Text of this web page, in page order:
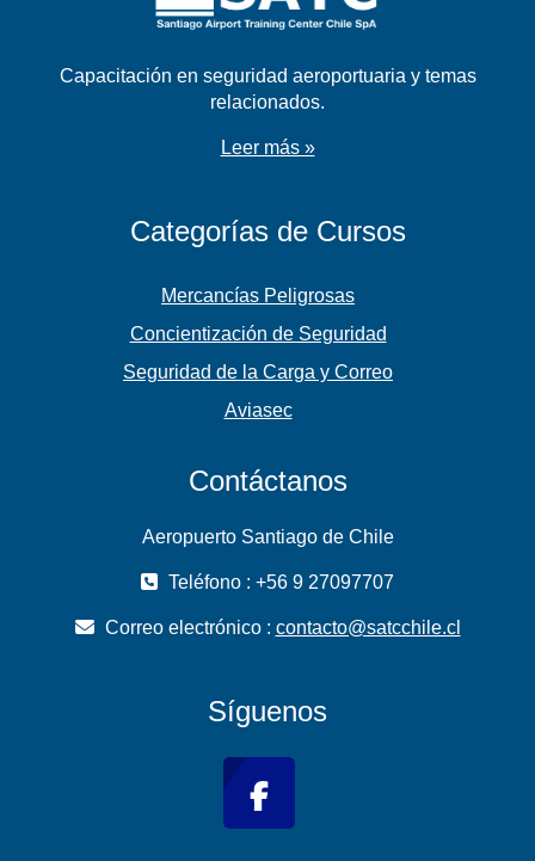
Capacitación en seguridad aeroportuaria y temas
relacionados.
Leer más »
Categorías de Cursos
Mercancías Peligrosas
Concientización de Seguridad
Seguridad de la Carga y Correo
Aviasec
Contáctanos
Aeropuerto Santiago de Chile
Teléfono : +56 9 27097707
Correo electrónico : contacto@satcchile.cl
Síguenos